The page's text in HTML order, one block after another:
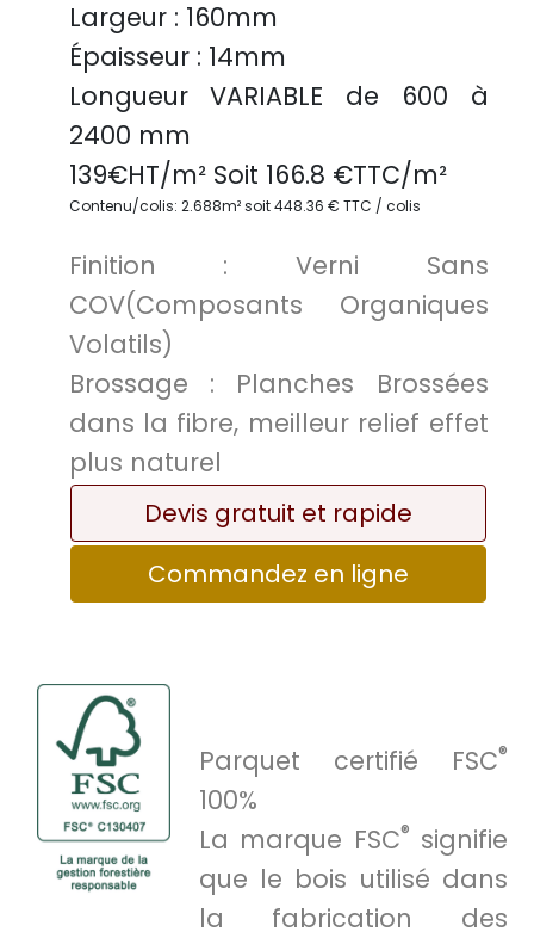
Largeur : 160mm
Épaisseur : 14mm
Longueur VARIABLE de 600 à
2400 mm
139€HT/m² Soit 166.8 €TTC/m²
Contenu/colis: 2.688m² soit 448.36 € TTC / colis
Finition : Verni Sans
COV(Composants Organiques
Volatils)
Brossage : Planches Brossées
dans la fibre, meilleur relief effet
plus naturel
Devis gratuit et rapide
Commandez en ligne
Parquet certifié FSC®
100%
La marque FSC® signifie
que le bois utilisé dans
la fabrication des